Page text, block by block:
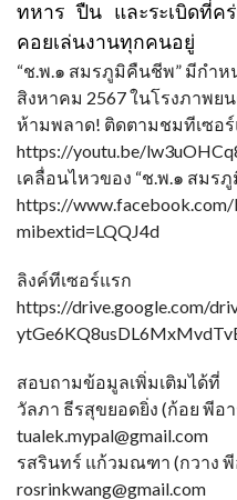
ทหาร ปืน และระเบิดที่ค
คอยเล่นงานทุกคนอยู่
“ช.พ.๑ สมรภูมิคืนชีพ” มีกำ
สิงหาคม 2567 ในโรงภาพย
ห้ามพลาด! ติดตามชมทีเซอ
https://youtu.be/
เคลื่อนไหวของ “ช.พ.๑ สมร
https://
mibextid=LQQJ4d
ลิงค์ทีเซอร์แรก
https://drive.google.com/
สอบถามข้อมูลเพิ่มเติมได้ที่
วัลภา ธีรสุขยอดยิ่ง (ก้อย พีอ
tualek.mypal@gmail.com
รสรินทร์ แก้วมณฑา (กวาง พี
rosrinkwang@gmail.com